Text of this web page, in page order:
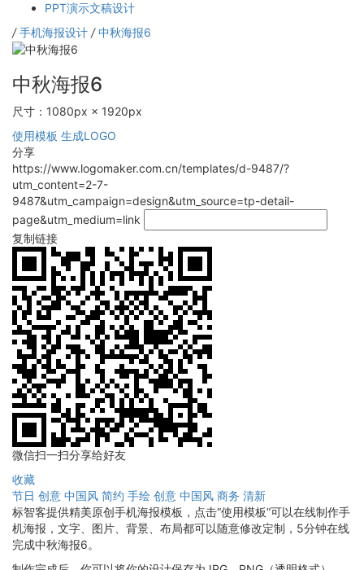
PPT演示文稿设计
/ 手机海报设计 / 中秋海报6
中秋海报6
尺寸：1080px × 1920px
使用模板 生成LOGO
分享
https://www.logomaker.com.cn/templates/d-9487/?
utm_content=2-7-
9487&utm_campaign=design&utm_source=tp-detail-
page&utm_medium=link
复制链接
微信扫一扫分享给好友
收藏
节日 创意 中国风 简约 手绘 创意 中国风 商务 清新
标智客提供精美原创手机海报模板，点击“使用模板”可以在线制作手
机海报，文字、图片、背景、布局都可以随意修改定制，5分钟在线
完成中秋海报6。